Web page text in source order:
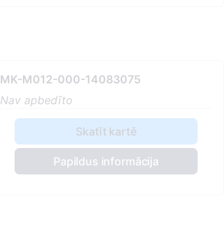
MK-M012-000-14083075
Nav apbedīto
Skatīt kartē
Papildus informācija